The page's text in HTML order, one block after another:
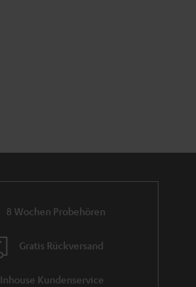
8 Wochen Probehören
Gratis Rückversand
Inhouse Kundenservice